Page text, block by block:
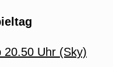
20.50 Uhr (Sky)